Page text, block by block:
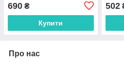
690 ₴
Купити
502
Про нас